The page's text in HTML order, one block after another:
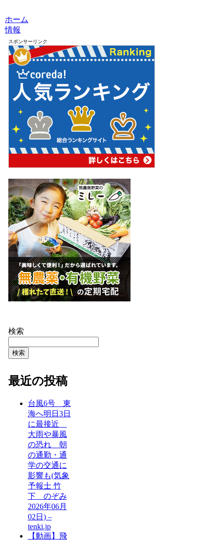
ホーム
情報
スポンサーリンク
検索
検索
最近の投稿
台風6号 東
海へ明日3日
に最接近
大雨や暴風
の恐れ 朝
の通勤・通
学の交通に
影響も(気象
予報士 竹
下 のぞみ
2026年06月
02日) –
tenki.jp
【動画】飛